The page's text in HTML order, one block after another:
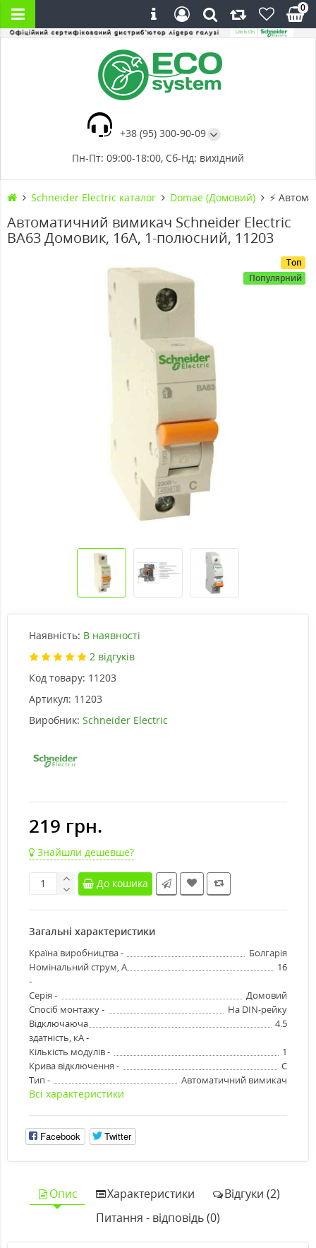
+38 (95) 300-90-09
Пн-Пт: 09:00-18:00, Сб-Нд: вихідний
0
Schneider Electric каталог Domae (Домовий) ⚡
Автоматичний вимикач Schneider Electric
ВА63 Домовик, 16А, 1-полюсний, 11203
Топ
Популярний
Наявність: В наявності
2 відгуків
Код товару: 11203
Артикул: 11203
Виробник: Schneider Electric
219 грн.
Знайшли дешевше?
До кошика
Загальні характеристики
Країна виробництва -
Болгарія
Номінальний струм, А
-
16
Серія -
Домовий
Спосіб монтажу -
На DIN-рейку
Відключаюча
здатність, кА -
4.5
Кількість модулів -
1
Крива відключення -
C
Тип -
Автоматичний вимикач
Всі характеристики
Facebook Twitter
Опис Характеристики
Відгуки (2)
Питання - відповідь (0)